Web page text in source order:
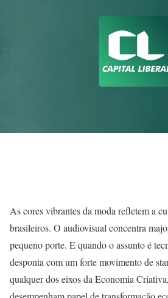
As cores vibrantes da moda refletem a
brasileiros. O audiovisual concentra
pequeno porte. E quando o assunto é
desponta com um forte movimento de
qualquer dos eixos da Economia